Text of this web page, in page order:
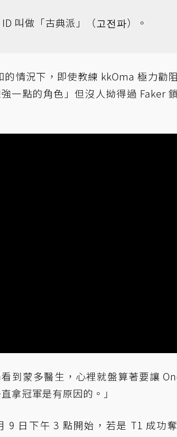
叫做「古典派」（고전파）。
情況下，即使教練 kkOma 極力勸
一點的角色」但沒人拗得過 Faker
到蒙多醫生，心裡就盤算著要讓
拿冠軍是有原因的。」
9 日下午 3 點開始，若是 T1 成功奪